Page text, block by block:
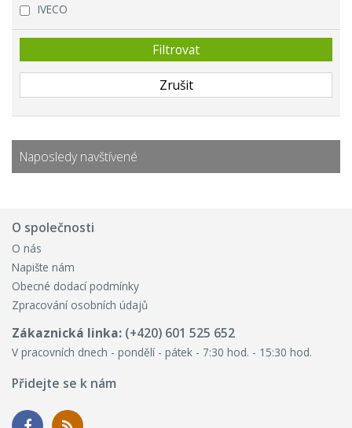
IVECO
Naposledy navštívené
O společnosti
O nás
Napište nám
Obecné dodací podmínky
Zpracování osobních údajů
Zákaznická linka: (+420) 601 525 652
V pracovních dnech - pondělí - pátek - 7:30 hod. - 15:30 hod.
Přidejte se k nám